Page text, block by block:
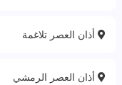
أذان العصر تلاغمة
أذان العصر الرمشي